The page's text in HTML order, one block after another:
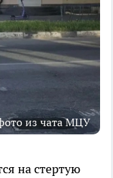
из чата МЦУ
на стертую